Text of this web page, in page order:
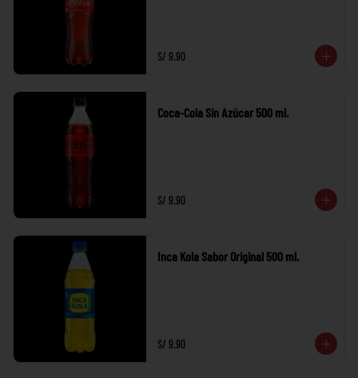
S/ 9.90
Coca-Cola Sin Azúcar 500 ml.
S/ 9.90
Inca Kola Sabor Original 500 ml.
S/ 9.90